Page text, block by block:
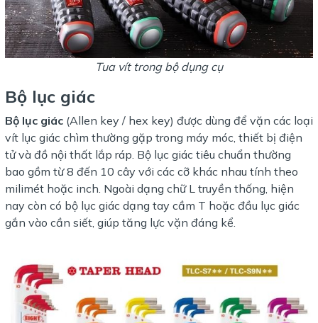
Tua vít trong bộ dụng cụ
Bộ lục giác
Bộ lục giác (Allen key / hex key) được dùng để vặn các loại
vít lục giác chìm thường gặp trong máy móc, thiết bị điện
tử và đồ nội thất lắp ráp. Bộ lục giác tiêu chuẩn thường
bao gồm từ 8 đến 10 cây với các cỡ khác nhau tính theo
milimét hoặc inch. Ngoài dạng chữ L truyền thống, hiện
nay còn có bộ lục giác dạng tay cầm T hoặc đầu lục giác
gắn vào cần siết, giúp tăng lực vặn đáng kể.